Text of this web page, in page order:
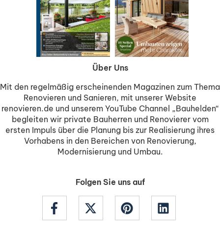
Über Uns
Mit den regelmäßig erscheinenden Magazinen zum Thema
Renovieren und Sanieren, mit unserer Website
renovieren.de und unserem YouTube Channel „Bauhelden“
begleiten wir private Bauherren und Renovierer vom
ersten Impuls über die Planung bis zur Realisierung ihres
Vorhabens in den Bereichen von Renovierung,
Modernisierung und Umbau.
Folgen Sie uns auf